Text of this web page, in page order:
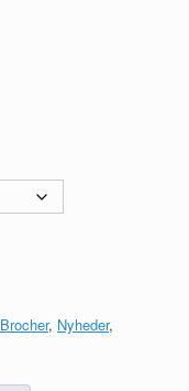
Brocher, Nyheder,